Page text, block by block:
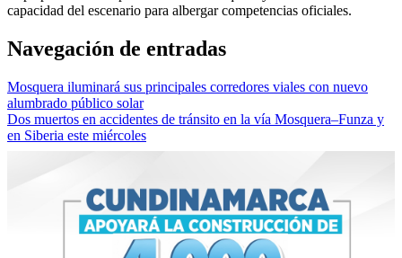
capacidad del escenario para albergar competencias oficiales.
Navegación de entradas
Mosquera iluminará sus principales corredores viales con nuevo
alumbrado público solar
Dos muertos en accidentes de tránsito en la vía Mosquera–Funza y
en Siberia este miércoles